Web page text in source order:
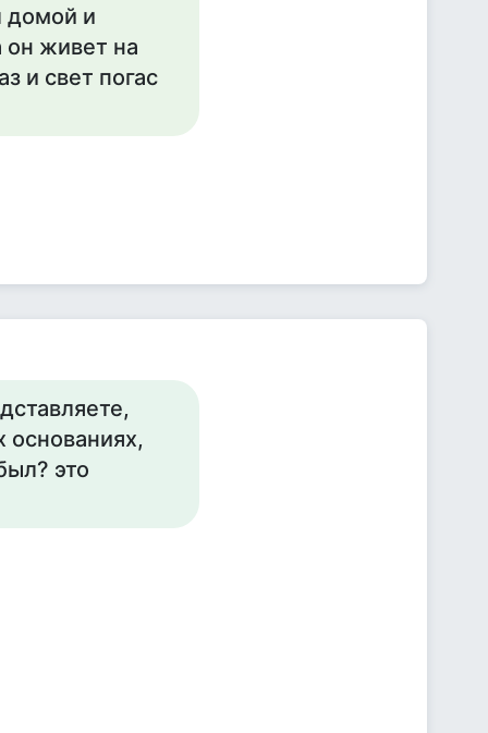
домой и
он живет на
и свет погас
основаниях,
это